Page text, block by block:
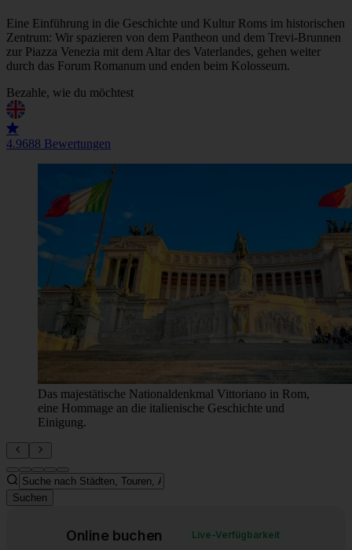
Eine Einführung in die Geschichte und Kultur Roms im historischen
Zentrum: Wir spazieren von dem Pantheon und dem Trevi-Brunnen
zur Piazza Venezia mit dem Altar des Vaterlandes, gehen weiter
durch das Forum Romanum und enden beim Kolosseum.
Bezahle, wie du möchtest
4.9688 Bewertungen
Das majestätische Nationaldenkmal Vittoriano in Rom,
eine Hommage an die italienische Geschichte und
Einigung.